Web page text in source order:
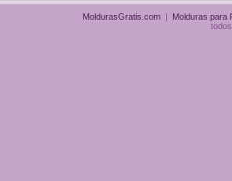
MoldurasGratis.com | Molduras